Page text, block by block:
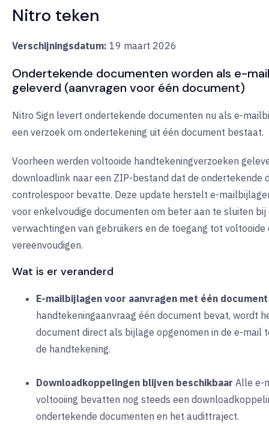
Nitro teken
Verschijningsdatum: 19 maart 2026
Ondertekende documenten worden als e-
geleverd (aanvragen voor één document)
Nitro Sign levert ondertekende documenten nu als e-
een verzoek om ondertekening uit één document bestaat.
Voorheen werden voltooide handtekeningverzoeken
downloadlink naar een ZIP-bestand dat de ondertekende
controlespoor bevatte. Deze update herstelt e-
voor enkelvoudige documenten om beter aan te sluiten bij
verwachtingen van gebruikers en de toegang tot
vereenvoudigen.
Wat is er veranderd
E-mailbijlagen voor aanvragen met één document
handtekeningaanvraag één document bevat, wordt
document direct als bijlage opgenomen in de e-mail
de handtekening.
Downloadkoppelingen blijven beschikbaar Alle e-
voltooiing bevatten nog steeds een
ondertekende documenten en het audittraject.